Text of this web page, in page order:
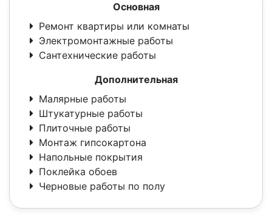
Основная
Ремонт квартиры или комнаты
Электромонтажные работы
Сантехнические работы
Дополнительная
Малярные работы
Штукатурные работы
Плиточные работы
Монтаж гипсокартона
Напольные покрытия
Поклейка обоев
Черновые работы по полу